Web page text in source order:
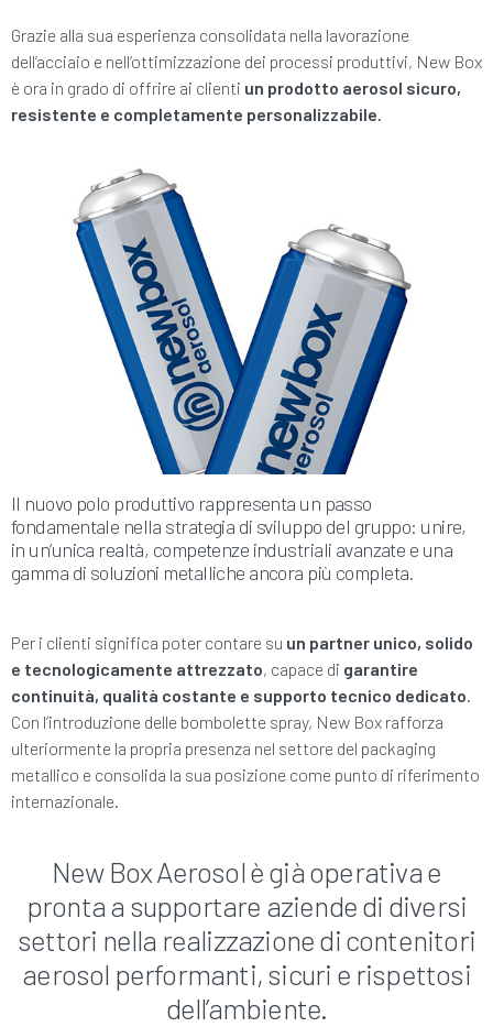
Grazie alla sua esperienza consolidata nella lavorazione
dell’acciaio e nell’ottimizzazione dei processi produttivi, New Box
è ora in grado di offrire ai clienti un prodotto aerosol sicuro,
resistente e completamente personalizzabile.
Il nuovo polo produttivo rappresenta un passo
fondamentale nella strategia di sviluppo del gruppo: unire,
in un’unica realtà, competenze industriali avanzate e una
gamma di soluzioni metalliche ancora più completa.
Per i clienti significa poter contare su un partner unico, solido
e tecnologicamente attrezzato, capace di garantire
continuità, qualità costante e supporto tecnico dedicato.
Con l’introduzione delle bombolette spray, New Box rafforza
ulteriormente la propria presenza nel settore del packaging
metallico e consolida la sua posizione come punto di riferimento
internazionale.
New Box Aerosol è già operativa e
pronta a supportare aziende di diversi
settori nella realizzazione di contenitori
aerosol performanti, sicuri e rispettosi
dell’ambiente.